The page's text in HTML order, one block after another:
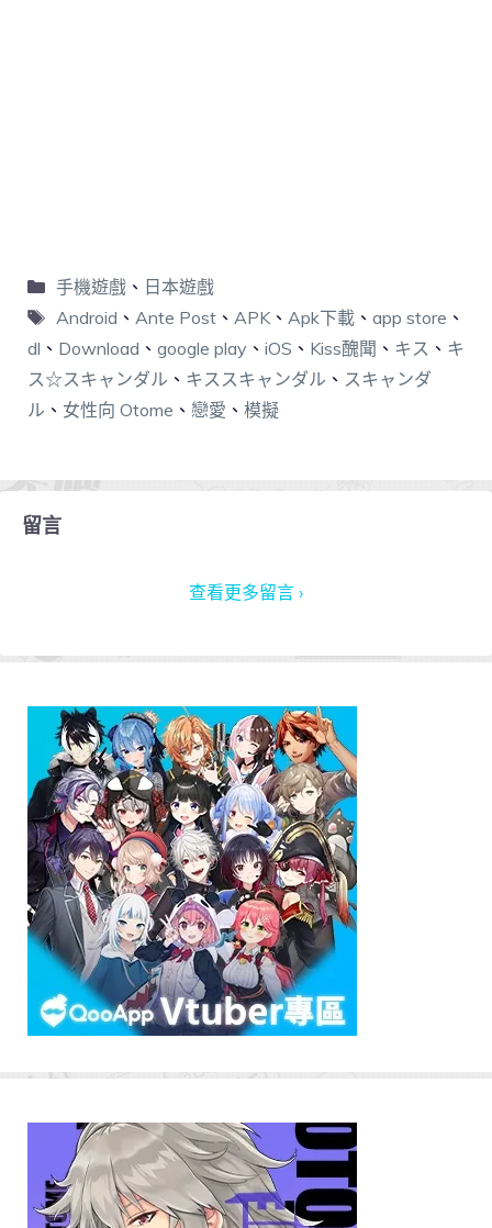
手機遊戲、 日本遊戲
Android 、 Ante Post、 APK、 Apk下載、 app store 、
dl 、 Download 、 google play 、 iOS 、 Kiss醜聞 、 キス 、 キ
ス☆スキャンダル 、 キススキャンダル 、 スキャンダ
ル 、 女性向 Otome 、 戀愛 、 模擬
留言
查看更多留言 ›